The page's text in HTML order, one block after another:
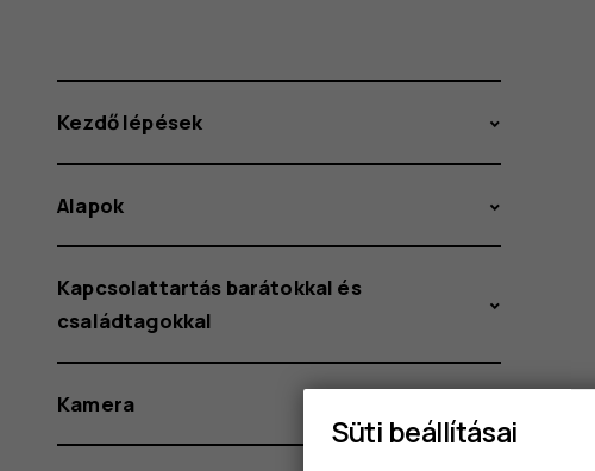
Kezdő lépések
Alapok
Kapcsolattartás barátokkal és
családtagokkal
Kamera
Süti beállításai